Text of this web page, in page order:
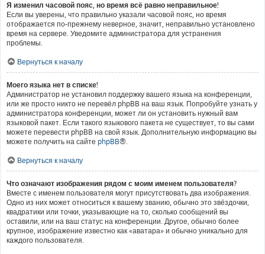
Я изменил часовой пояс, но время всё равно неправильное!
Если вы уверены, что правильно указали часовой пояс, но время
отображается по-прежнему неверное, значит, неправильно установлено
время на сервере. Уведомите администратора для устранения
проблемы.
Вернуться к началу
Моего языка нет в списке!
Администратор не установил поддержку вашего языка на конференции,
или же просто никто не перевёл phpBB на ваш язык. Попробуйте узнать у
администратора конференции, может ли он установить нужный вам
языковой пакет. Если такого языкового пакета не существует, то вы сами
можете перевести phpBB на свой язык. Дополнительную информацию вы
можете получить на сайте phpBB®.
Вернуться к началу
Что означают изображения рядом с моим именем пользователя?
Вместе с именем пользователя могут присутствовать два изображения.
Одно из них может относиться к вашему званию, обычно это звёздочки,
квадратики или точки, указывающие на то, сколько сообщений вы
оставили, или на ваш статус на конференции. Другое, обычно более
крупное, изображение известно как «аватара» и обычно уникально для
каждого пользователя.